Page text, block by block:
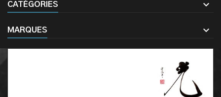
CATÉGORIES
MARQUES